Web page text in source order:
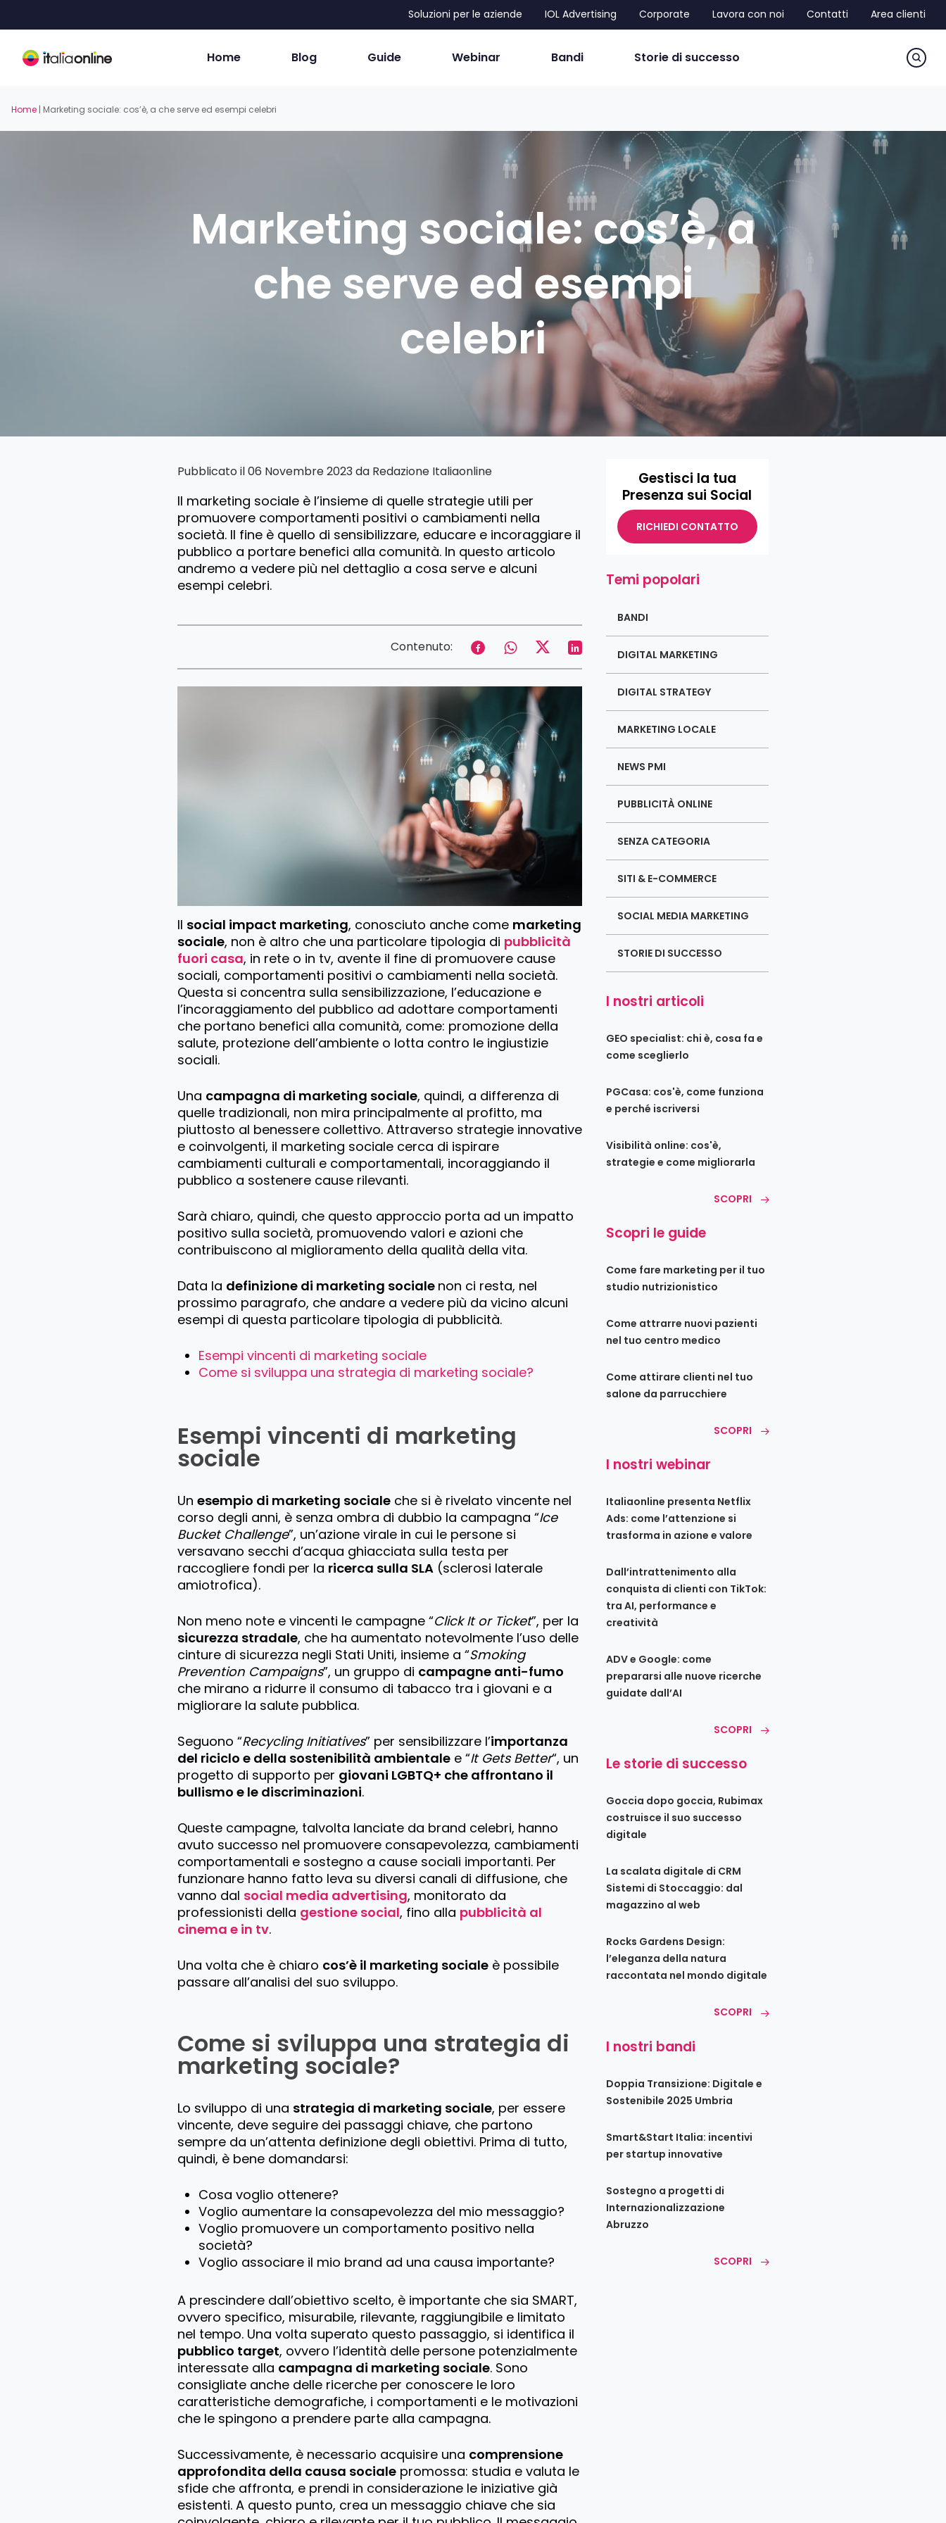
content
Soluzioni per le aziende IOL Advertising Corporate Lavora con noi Contatti Area clienti
Home Blog Guide Webinar Bandi Storie di successo
Home | Marketing sociale: cos’è, a che serve ed esempi celebri
Marketing sociale: cos’è, a
che serve ed esempi
celebri
Pubblicato il 06 Novembre 2023 da Redazione Italiaonline
Il marketing sociale è l’insieme di quelle strategie utili per
promuovere comportamenti positivi o cambiamenti nella
società. Il fine è quello di sensibilizzare, educare e incoraggiare il
pubblico a portare benefici alla comunità. In questo articolo
andremo a vedere più nel dettaglio a cosa serve e alcuni
esempi celebri.
Contenuto:
Il social impact marketing, conosciuto anche come marketing
sociale, non è altro che una particolare tipologia di pubblicità
fuori casa, in rete o in tv, avente il fine di promuovere cause
sociali, comportamenti positivi o cambiamenti nella società.
Questa si concentra sulla sensibilizzazione, l’educazione e
l’incoraggiamento del pubblico ad adottare comportamenti
che portano benefici alla comunità, come: promozione della
salute, protezione dell’ambiente o lotta contro le ingiustizie
sociali.
Una campagna di marketing sociale, quindi, a differenza di
quelle tradizionali, non mira principalmente al profitto, ma
piuttosto al benessere collettivo. Attraverso strategie innovative
e coinvolgenti, il marketing sociale cerca di ispirare
cambiamenti culturali e comportamentali, incoraggiando il
pubblico a sostenere cause rilevanti.
Sarà chiaro, quindi, che questo approccio porta ad un impatto
positivo sulla società, promuovendo valori e azioni che
contribuiscono al miglioramento della qualità della vita.
Data la definizione di marketing sociale non ci resta, nel
prossimo paragrafo, che andare a vedere più da vicino alcuni
esempi di questa particolare tipologia di pubblicità.
Esempi vincenti di marketing sociale
Come si sviluppa una strategia di marketing sociale?
Esempi vincenti di marketing
sociale
Unesempio di marketing sociale che si è rivelato vincente nel
corso degli anni, è senza ombra di dubbio la campagna “Ice
Bucket Challenge”, un’azione virale in cui le persone si
versavano secchi d’acqua ghiacciata sulla testa per
raccogliere fondi per la ricerca sulla SLA (sclerosi laterale
amiotrofica).
Non meno note e vincenti le campagne “Click It or Ticket”, per la
sicurezza stradale, che ha aumentato notevolmente l’uso delle
cinture di sicurezza negli Stati Uniti, insieme a “Smoking
Prevention Campaigns”, un gruppo di campagne anti-fumo
che mirano a ridurre il consumo di tabacco tra i giovani e a
migliorare la salute pubblica.
Seguono “Recycling Initiatives” per sensibilizzare l’importanza
del riciclo e della sostenibilità ambientale e “It Gets Better“, un
progetto di supporto per giovani LGBTQ+ che affrontano il
bullismo e le discriminazioni.
Queste campagne, talvolta lanciate da brand celebri, hanno
avuto successo nel promuovere consapevolezza, cambiamenti
comportamentali e sostegno a cause sociali importanti. Per
funzionare hanno fatto leva su diversi canali di diffusione, che
vanno dal social media advertising, monitorato da
professionisti della gestione social, fino alla pubblicità al
cinema e in tv.
Una volta che è chiaro cos’è il marketing sociale è possibile
passare all’analisi del suo sviluppo.
Come si sviluppa una strategia di
marketing sociale?
Lo sviluppo di una strategia di marketing sociale, per essere
vincente, deve seguire dei passaggi chiave, che partono
sempre da un’attenta definizione degli obiettivi. Prima di tutto,
quindi, è bene domandarsi:
Cosa voglio ottenere?
Voglio aumentare la consapevolezza del mio messaggio?
Voglio promuovere un comportamento positivo nella
società?
Voglio associare il mio brand ad una causa importante?
A prescindere dall’obiettivo scelto, è importante che sia SMART,
ovvero specifico, misurabile, rilevante, raggiungibile e limitato
nel tempo. Una volta superato questo passaggio, si identifica il
pubblico target, ovvero l’identità delle persone potenzialmente
interessate alla campagna di marketing sociale. Sono
consigliate anche delle ricerche per conoscere le loro
caratteristiche demografiche, i comportamenti e le motivazioni
che le spingono a prendere parte alla campagna.
Successivamente, è necessario acquisire una comprensione
approfondita della causa sociale promossa: studia e valuta le
sfide che affronta, e prendi in considerazione le iniziative già
esistenti. A questo punto, crea un messaggio chiave che sia
Gestisci la tua
Presenza sui Social
RICHIEDI CONTATTO
Temi popolari
BANDI
DIGITAL MARKETING
DIGITAL STRATEGY
MARKETING LOCALE
NEWS PMI
PUBBLICITÀ ONLINE
SENZA CATEGORIA
SITI & E-COMMERCE
SOCIAL MEDIA MARKETING
STORIE DI SUCCESSO
I nostri articoli
GEO specialist: chi è, cosa fa e
come sceglierlo
PGCasa: cos'è, come funziona
e perché iscriversi
Visibilità online: cos'è,
strategie e come migliorarla
SCOPRI
Scopri le guide
Come fare marketing per il tuo
studio nutrizionistico
Come attrarre nuovi pazienti
nel tuo centro medico
Come attirare clienti nel tuo
salone da parrucchiere
SCOPRI
I nostri webinar
Italiaonline presenta Netflix
Ads: come l’attenzione si
trasforma in azione e valore
Dall’intrattenimento alla
conquista di clienti con TikTok:
tra AI, performance e
creatività
ADV e Google: come
prepararsi alle nuove ricerche
guidate dall’AI
SCOPRI
Le storie di successo
Goccia dopo goccia, Rubimax
costruisce il suo successo
digitale
La scalata digitale di CRM
Sistemi di Stoccaggio: dal
magazzino al web
Rocks Gardens Design:
l’eleganza della natura
raccontata nel mondo digitale
SCOPRI
I nostri bandi
Doppia Transizione: Digitale e
Sostenibile 2025 Umbria
Smart&Start Italia: incentivi
per startup innovative
Sostegno a progetti di
Internazionalizzazione
Abruzzo
SCOPRI